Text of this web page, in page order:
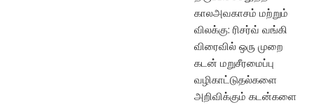
காலஅவகாசம் மற்றும்
விலக்கு: ரிசர்வ் வங்கி
விரைவில் ஒரு முறை
கடன் மறுசீரமைப்பு
வழிகாட்டுதல்களை
அறிவிக்கும் கடன்களை